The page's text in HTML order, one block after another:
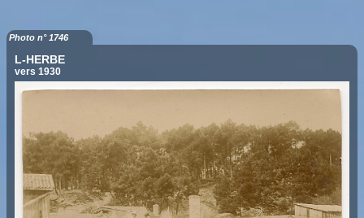
Photo n° 1746
L-HERBE
vers 1930